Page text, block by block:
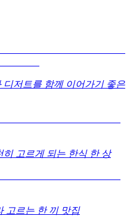
디저트를 함께 이어가기 좋은
고르게 되는 한식 한 상
고르는 한 끼 맛집